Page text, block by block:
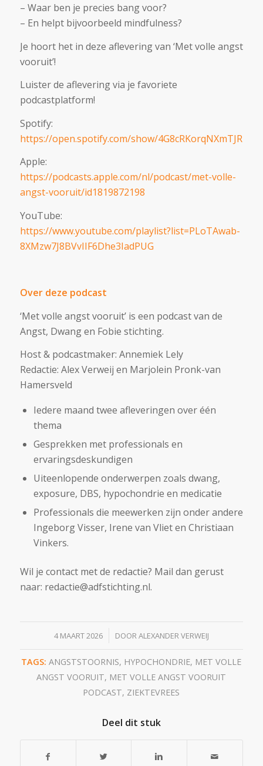
– Waar ben je precies bang voor?
– En helpt bijvoorbeeld mindfulness?
Je hoort het in deze aflevering van ‘Met volle angst
vooruit’!
Luister de aflevering via je favoriete
podcastplatform!
Spotify:
https://open.spotify.com/show/
Apple:
https://podcasts.apple.com/nl/podcast/met-volle-
angst-vooruit/id1819872198
YouTube:
https://www.youtube.com/playlist?list=PLoTAwab-
8XMzw7J8BVvIIF6Dhe3IadPUG
Over deze podcast
‘Met volle angst vooruit’ is een podcast van de
Angst, Dwang en Fobie stichting.
Host & podcastmaker: Annemiek Lely
Redactie: Alex Verweij en Marjolein Pronk-van
Hamersveld
Iedere maand twee afleveringen over één
thema
Gesprekken met professionals en
ervaringsdeskundigen
Uiteenlopende onderwerpen zoals dwang,
exposure, DBS, hypochondrie en medicatie
Professionals die meewerken zijn onder andere
Ingeborg Visser, Irene van Vliet en Christiaan
Vinkers.
Wil je contact met de redactie? Mail dan gerust
naar:⁠⁠⁠⁠ redactie@adfstichting.nl⁠⁠⁠⁠⁠⁠⁠.
4 MAART 2026
/ DOOR ALEXANDER VERWEIJ
TAGS: ANGSTSTOORNIS, HYPOCHONDRIE, MET VOLLE
ANGST VOORUIT, MET VOLLE ANGST VOORUIT
PODCAST, ZIEKTEVREES
Deel dit stuk